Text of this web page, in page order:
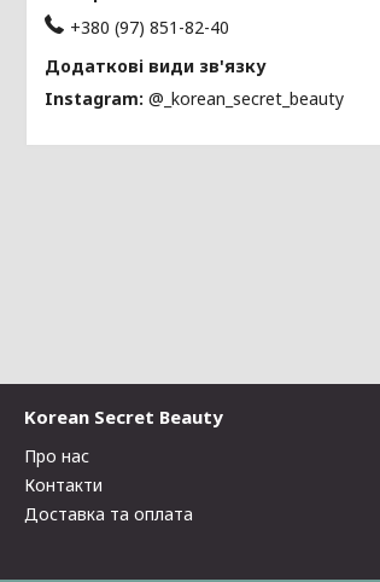
+380 (97) 851-82-40
Instagram @_korean_secret_beauty
Korean Secret Beauty
Про нас
Контакти
Доставка та оплата